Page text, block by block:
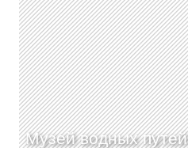
Музей водных путей